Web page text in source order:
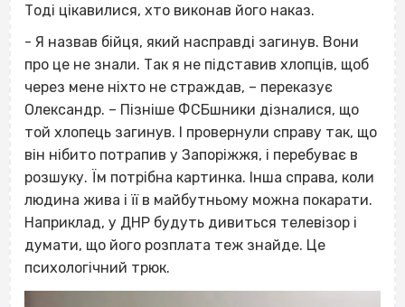
Тоді цікавилися, хто виконав його наказ.
- Я назвав бійця, який насправді загинув. Вони
про це не знали. Так я не підставив хлопців, щоб
через мене ніхто не страждав, – переказує
Олександр. – Пізніше ФСБшники дізналися, що
той хлопець загинув. І провернули справу так, що
він нібито потрапив у Запоріжжя, і перебуває в
розшуку. Їм потрібна картинка. Інша справа, коли
людина жива і її в майбутньому можна покарати.
Наприклад, у ДНР будуть дивиться телевізор і
думати, що його розплата теж знайде. Це
психологічний трюк.